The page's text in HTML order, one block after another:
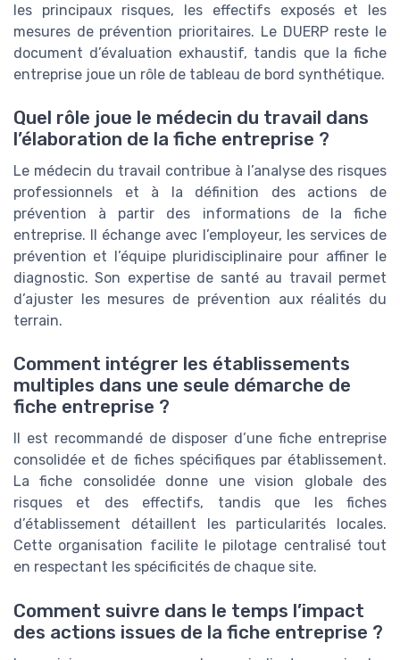
les principaux risques, les effectifs exposés et les
mesures de prévention prioritaires. Le DUERP reste le
document d’évaluation exhaustif, tandis que la fiche
entreprise joue un rôle de tableau de bord synthétique.
Quel rôle joue le médecin du travail dans
l’élaboration de la fiche entreprise ?
Le médecin du travail contribue à l’analyse des risques
professionnels et à la définition des actions de
prévention à partir des informations de la fiche
entreprise. Il échange avec l’employeur, les services de
prévention et l’équipe pluridisciplinaire pour affiner le
diagnostic. Son expertise de santé au travail permet
d’ajuster les mesures de prévention aux réalités du
terrain.
Comment intégrer les établissements
multiples dans une seule démarche de
fiche entreprise ?
Il est recommandé de disposer d’une fiche entreprise
consolidée et de fiches spécifiques par établissement.
La fiche consolidée donne une vision globale des
risques et des effectifs, tandis que les fiches
d’établissement détaillent les particularités locales.
Cette organisation facilite le pilotage centralisé tout
en respectant les spécificités de chaque site.
Comment suivre dans le temps l’impact
des actions issues de la fiche entreprise ?